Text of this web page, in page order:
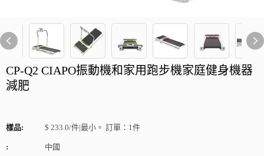
CP-Q2 CIAPO振動機和家用跑步機家庭健身機器
減肥
樣品: $ 233.0/件|最小。 訂單：1件
: 中國